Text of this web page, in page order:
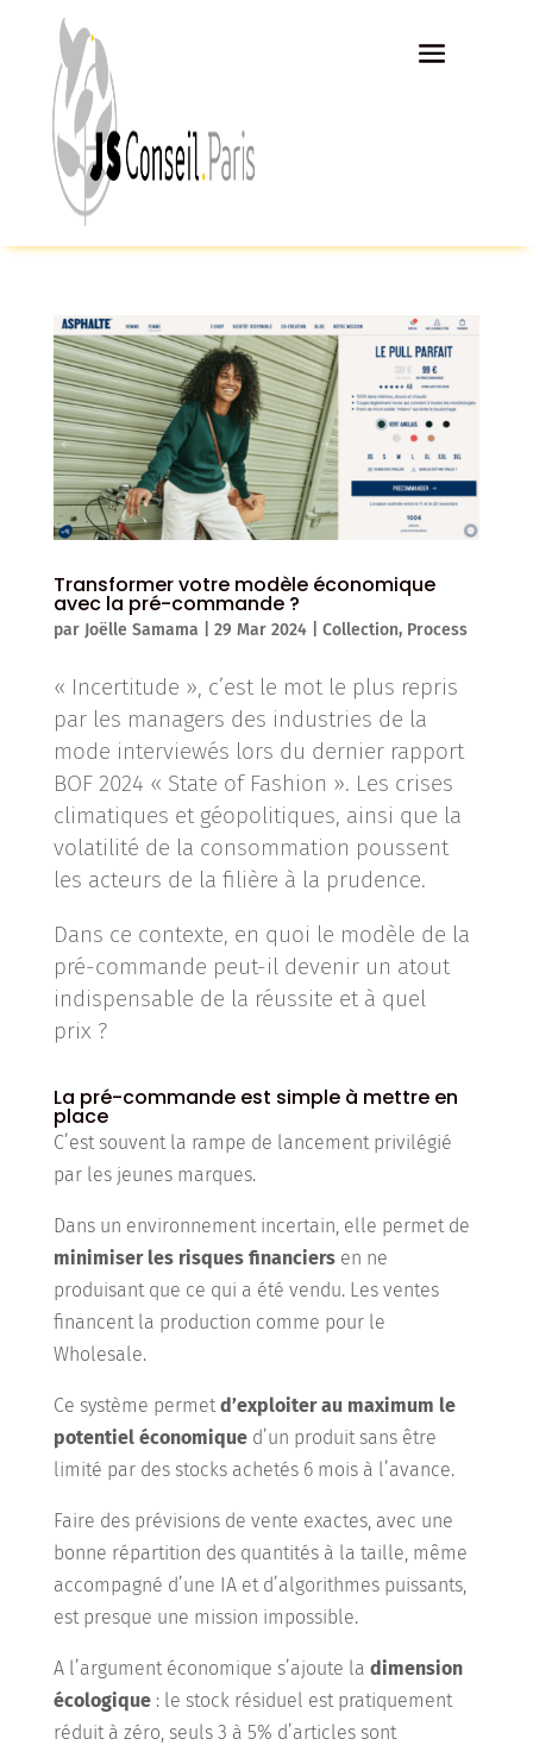
Transformer votre modèle économique
avec la pré-commande ?
par Joëlle Samama 29 Mar 2024| Collection, Process
« Incertitude », c’est le mot le plus repris
par les managers des industries de la
mode interviewés lors du dernier rapport
BOF 2024 « State of Fashion ». Les crises
climatiques et géopolitiques, ainsi que la
volatilité de la consommation poussent
les acteurs de la filière à la prudence.
Dans ce contexte, en quoi le modèle de la
pré-commande peut-il devenir un atout
indispensable de la réussite et à quel
prix ?
La pré-commande est simple à mettre en
place
C’est souvent la rampe de lancement privilégié
par les jeunes marques.
Dans un environnement incertain, elle permet de
minimiser les risques financiersen ne
produisant que ce qui a été vendu. Les ventes
financent la production comme pour le
Wholesale.
Ce système permetd’exploiter au maximum le
potentiel économiqued’un produit sans être
limité par des stocks achetés 6 mois à l’avance.
Faire des prévisions de vente exactes, avec une
bonne répartition des quantités à la taille, même
accompagné d’une IA et d’algorithmes puissants,
est presque une mission impossible.
A l’argument économique s’ajoute la dimension
écologique: le stock résiduel est pratiquement
réduit à zéro, seuls 3 à 5% d’articles sont